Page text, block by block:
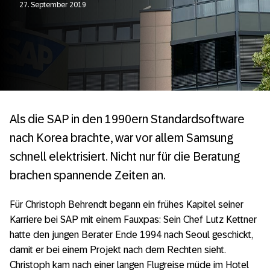
27. September 2019
Als die SAP in den 1990ern Standardsoftware
nach Korea brachte, war vor allem Samsung
schnell elektrisiert. Nicht nur für die Beratung
brachen spannende Zeiten an.
Für Christoph Behrendt begann ein frühes Kapitel seiner
Karriere bei SAP mit einem Fauxpas: Sein Chef Lutz Kettner
hatte den jungen Berater Ende 1994 nach Seoul geschickt,
damit er bei einem Projekt nach dem Rechten sieht.
Christoph kam nach einer langen Flugreise müde im Hotel